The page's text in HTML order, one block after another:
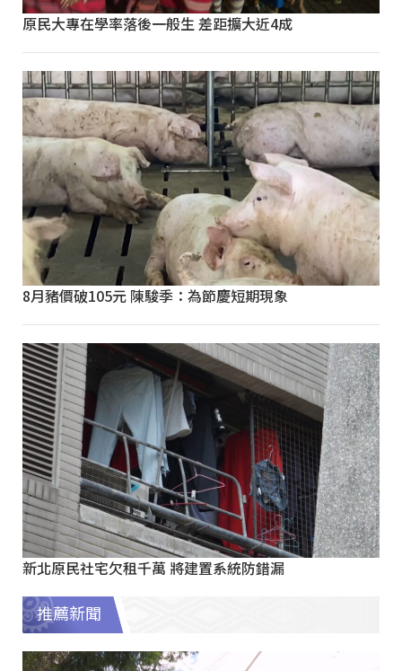
原民大專在學率落後一般生 差距擴大近4成
8月豬價破105元 陳駿季：為節慶短期現象
新北原民社宅欠租千萬 將建置系統防錯漏
推薦新聞